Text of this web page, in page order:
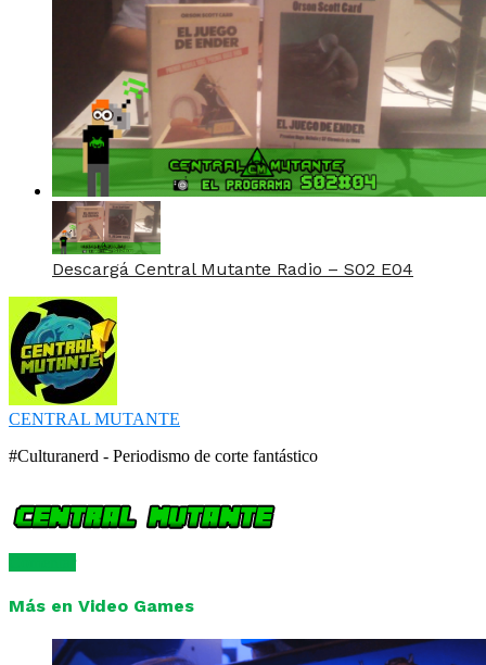
Descargá Central Mutante Radio – S02 E04
CENTRAL MUTANTE
#Culturanerd - Periodismo de corte fantástico
Más en Video Games